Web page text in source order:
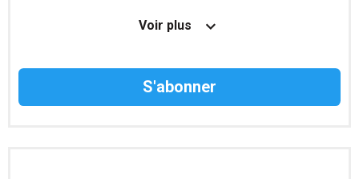
Le magazine TelQuel en numérique avant la sortie
Des informations confidentielles résérvées aux
Voir plus